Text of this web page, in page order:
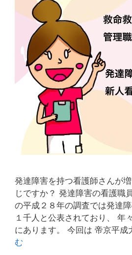
発達障害を持つ看護師さんが
じですか？ 発達障害の看護職
の平成２８年の調査では発達
１千人と公表されており、 年
にあります。 今回は 帝京平成
む